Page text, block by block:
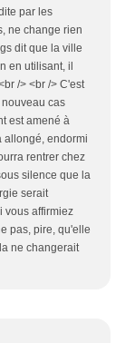
par les
ne change rien
dit que la ville
en utilisant, il
/> <br /> C'est
cas
est amené à
allongé, endormi
rentrer chez
silence que la
serait
vous affirmiez
pas, pire, qu'elle
ne changerait